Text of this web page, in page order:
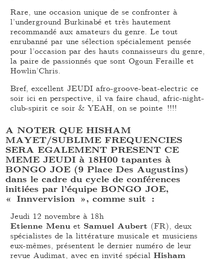
Rare, une occasion unique de se confronter à
l’underground Burkinabé et très hautement
recommandé aux amateurs du genre. Le tout
enrubanné par une sélection spécialement pensée
pour l’occasion par des hauts connaisseurs du genre,
la paire de passionnés que sont Ogoun Feraille et
Howlin’Chris.
Bref, excellent JEUDI afro-groove-beat-electric ce
soir ici en perspective, il va faire chaud, afric-night-
club-spirit ce soir & YEAH, on se pointe !!!!
A NOTER QUE HISHAM
MAYET/SUBLIME FREQUENCIES
SERA EGALEMENT PRESENT CE
MEME JEUDI à 18H00 tapantes à
BONGO JOE (9 Place Des Augustins)
dans le cadre du cycle de conférences
initiées par l’équipe BONGO JOE,
« Innvervision », comme suit :
Jeudi 12 novembre à 18h
Etienne Menu et Samuel Aubert (FR), deux
spécialistes de la littérature musicale et musiciens
eux-mêmes, présentent le dernier numéro de leur
revue Audimat, avec en invité spécialHisham